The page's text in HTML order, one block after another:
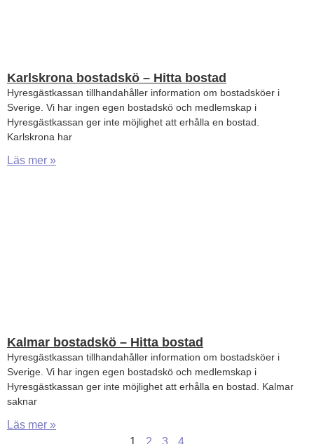
Karlskrona bostadskö – Hitta bostad
Hyresgästkassan tillhandahåller information om bostadsköer i
Sverige. Vi har ingen egen bostadskö och medlemskap i
Hyresgästkassan ger inte möjlighet att erhålla en bostad.
Karlskrona har
Läs mer »
Kalmar bostadskö – Hitta bostad
Hyresgästkassan tillhandahåller information om bostadsköer i
Sverige. Vi har ingen egen bostadskö och medlemskap i
Hyresgästkassan ger inte möjlighet att erhålla en bostad. Kalmar
saknar
Läs mer »